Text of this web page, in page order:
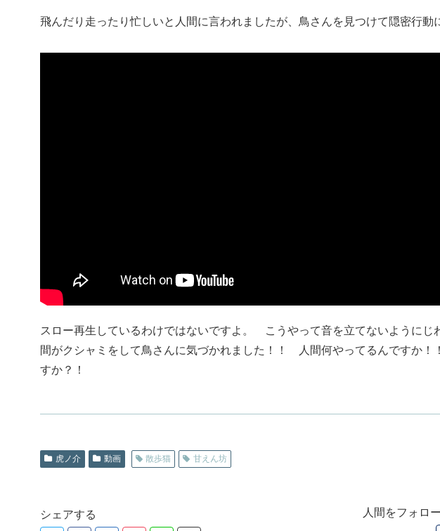
飛んだり走ったり忙しいと人間に言われましたが、鳥さんを見つけて隠密行動
スロー再生しているわけではないですよ。 こうやって音を立てないように
間がクシャミをして鳥さんに気づかれました！！ 人間何やってるんですか
すか？！
虎ノ介 動画 散歩猫 甘えん坊
シェアする 人間をフォロ